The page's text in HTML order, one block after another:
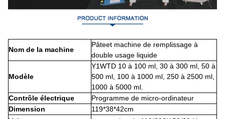
Nom de la machine
Pâteet machine de remplissage à
double usage liquide
Modèle
Y1WTD 10 à 100 ml, 30 à 300 ml, 50 à
500 ml, 100 à 1000 ml, 250 à 2500 ml,
1000 à 5000 ml.
Contrôle électrique
Programme de micro-ordinateur
Dimension
119*38*42cm